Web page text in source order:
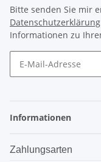
Bitte senden Sie mir
Datenschutzerklärung
Informationen zu
Informationen
Zahlungsarten